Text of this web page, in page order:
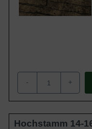
- +
Hochstamm 14-